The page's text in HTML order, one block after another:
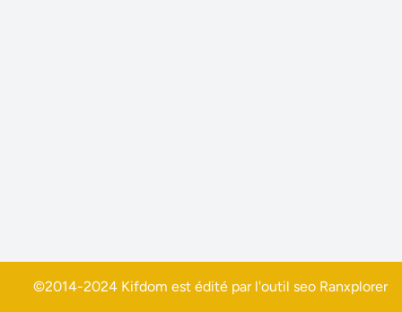
©2014-2024 Kifdom est édité par l'outil seo Ranxplorer